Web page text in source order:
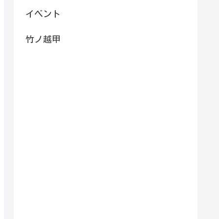
イベント
竹ノ越甲